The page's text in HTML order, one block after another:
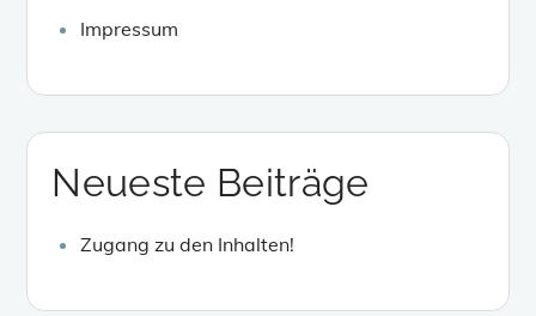
Impressum
Neueste Beiträge
Zugang zu den Inhalten!